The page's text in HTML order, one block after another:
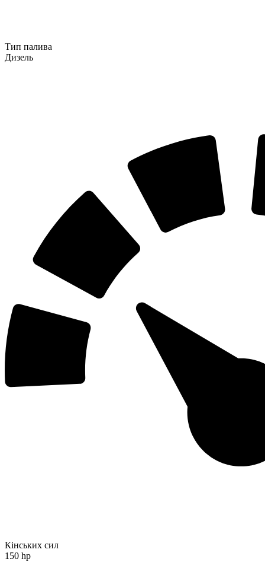
Тип палива
Дизель
Кінських сил
150 hp